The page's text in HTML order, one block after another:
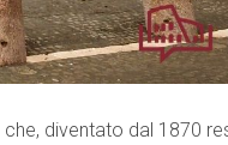
che, diventato dal 1870